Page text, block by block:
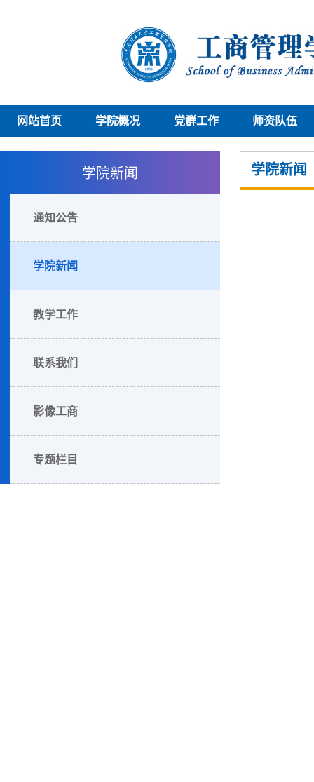
网站首页 学院概况 党群工作 师资队伍
学院新闻
通知公告
学院新闻
教学工作
联系我们
影像工商
专题栏目
学院新闻